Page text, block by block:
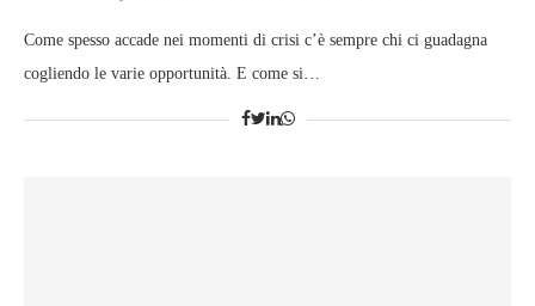
Come spesso accade nei momenti di crisi c’è sempre chi ci guadagna
cogliendo le varie opportunità. E come si…